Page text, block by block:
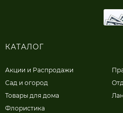
КАТАЛОГ
Акции и Распродажи
Сад и огород
Товары для дома
Флористика